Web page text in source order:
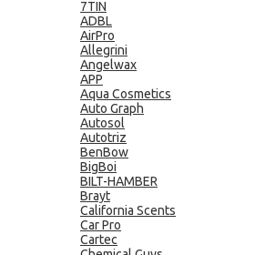
7TIN
ADBL
AirPro
Allegrini
Angelwax
APP
Aqua Cosmetics
Auto Graph
Autosol
Autotriz
BenBow
BigBoi
BILT-HAMBER
Brayt
California Scents
Car Pro
Cartec